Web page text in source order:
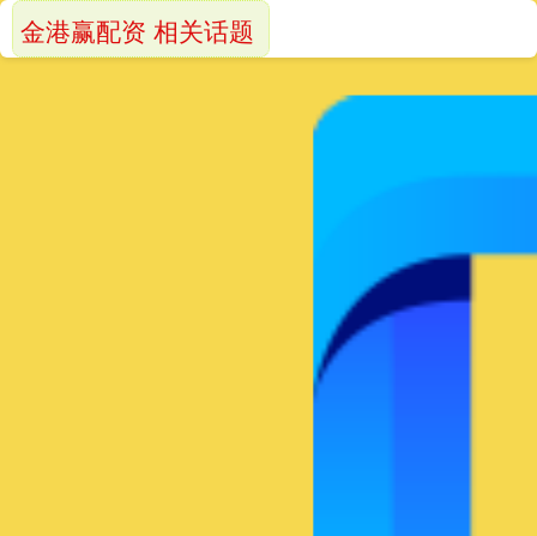
金港赢配资 相关话题